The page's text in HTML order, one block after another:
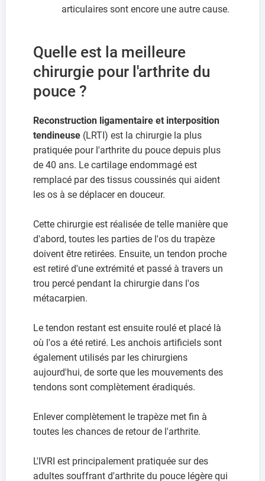
articulaires sont encore une autre cause.
Quelle est la meilleure
chirurgie pour l'arthrite du
pouce ?
Reconstruction ligamentaire et interposition
tendineuse (LRTI) est la chirurgie la plus
pratiquée pour l'arthrite du pouce depuis plus
de 40 ans. Le cartilage endommagé est
remplacé par des tissus coussinés qui aident
les os à se déplacer en douceur.
Cette chirurgie est réalisée de telle manière que
d'abord, toutes les parties de l'os du trapèze
doivent être retirées. Ensuite, un tendon proche
est retiré d'une extrémité et passé à travers un
trou percé pendant la chirurgie dans l'os
métacarpien.
Le tendon restant est ensuite roulé et placé là
où l'os a été retiré. Les anchois artificiels sont
également utilisés par les chirurgiens
aujourd'hui, de sorte que les mouvements des
tendons sont complètement éradiqués.
Enlever complètement le trapèze met fin à
toutes les chances de retour de l'arthrite.
L'IVRI est principalement pratiquée sur des
adultes souffrant d'arthrite du pouce légère qui